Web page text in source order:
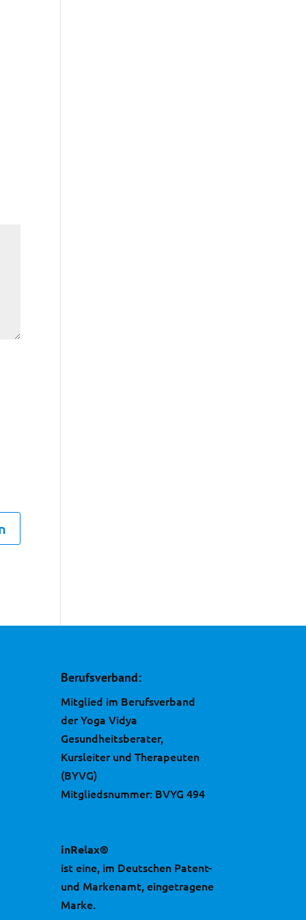
Berufsverband:
Mitglied im Berufsverband
der Yoga Vidya
Gesundheitsberater,
Kursleiter und Therapeuten
(BYVG)
Mitgliedsnummer: BVYG 494
inRelax®
ist eine, im Deutschen Patent-
und Markenamt, eingetragene
Marke.